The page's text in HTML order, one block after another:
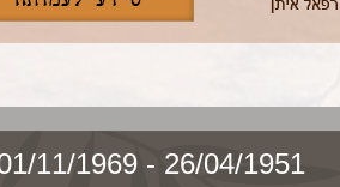
26/04/1951 - 01/11/1969